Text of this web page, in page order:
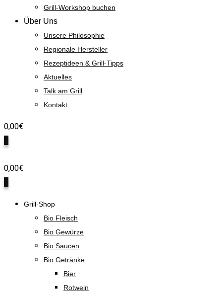
Grill-Workshop buchen
Über Uns
Unsere Philosophie
Regionale Hersteller
Rezeptideen & Grill-Tipps
Aktuelles
Talk am Grill
Kontakt
0,00€
0,00€
Grill-Shop
Bio Fleisch
Bio Gewürze
Bio Saucen
Bio Getränke
Bier
Rotwein